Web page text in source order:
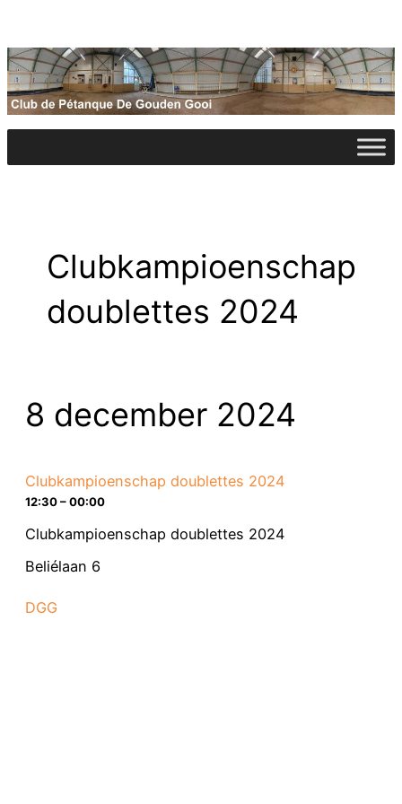
de
inhoud
Clubkampioenschap
doublettes 2024
8 december 2024
Clubkampioenschap doublettes 2024
12:30 – 00:00
Clubkampioenschap doublettes 2024
Beliélaan 6
DGG